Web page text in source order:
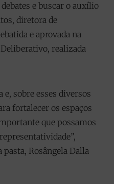
e buscar o auxílio
diretora de
e aprovada na
realizada
sobre esses diversos
fortalecer os espaços
que possamos
Rosângela Dalla